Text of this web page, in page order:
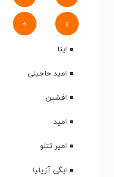
و ه
اینا
امید حاجیلی
افشین
امید
امیر تتلو
ایگی آزیلیا